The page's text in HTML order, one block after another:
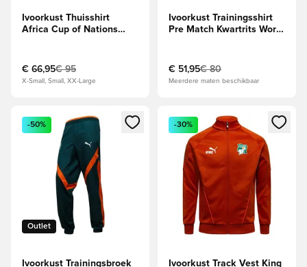
Ivoorkust Thuisshirt
Africa Cup of Nations
€ 66,95€ 95
X-Small, Small, XX-Large
Ivoorkust Trainingsshirt
Pre Match Kwartrits World
€ 51,95€ 80
Meerdere maten beschikbaar
Opent een venster om in te loggen of je aan te melden als
Outlet
-50%
Ivoorkust Trainingsbroek
Opent een venster om in te
-30%
Ivoorkust Track Vest King